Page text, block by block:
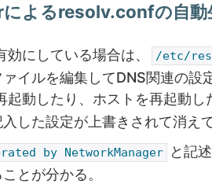
よるresolv.confの自動
にしている場合は、 /etc/
イルを編集してDNS関連の設
動したり、ホストを再起動し
した設定が上書きされて消え
by NetworkManager
と記
とが分かる。